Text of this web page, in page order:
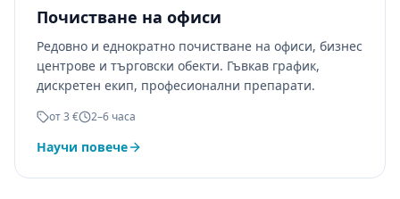
Почистване на офиси
Редовно и еднократно почистване на офиси, бизнес
центрове и търговски обекти. Гъвкав график,
дискретен екип, професионални препарати.
от 3 € 2–6 часа
Научи повече